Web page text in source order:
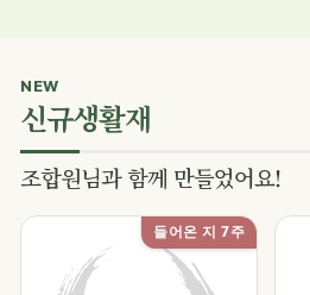
NEW
신규생활재
조합원님과 함께 만들었어요!
들어온 지 7주